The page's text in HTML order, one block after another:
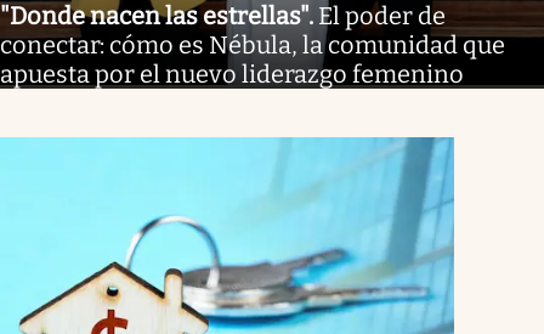
"Donde nacen las estrellas". El poder de
conectar: cómo es Nébula, la comunidad que
apuesta por el nuevo liderazgo femenino